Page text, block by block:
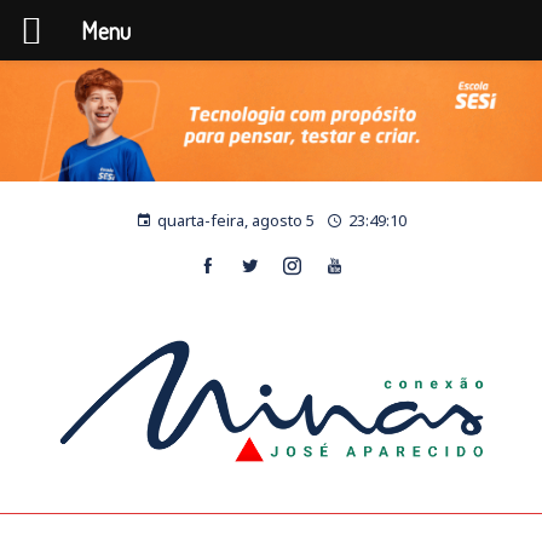
quarta-feira, agosto 5 23:49:10
Menu